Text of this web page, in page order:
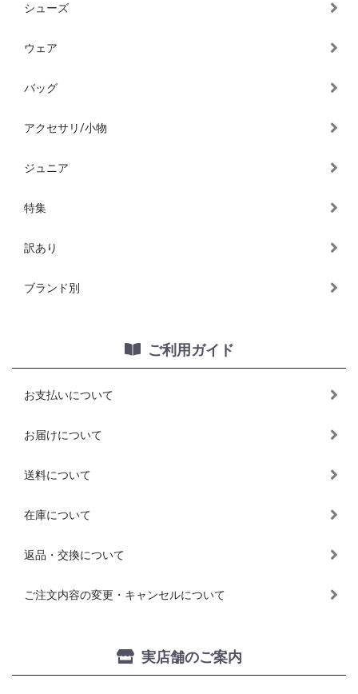
シューズ
ウェア
バッグ
アクセサリ/小物
ジュニア
特集
訳あり
ブランド別
ご利用ガイド
お支払いについて
お届けについて
送料について
在庫について
返品・交換について
ご注文内容の変更・キャンセルについて
実店舗のご案内